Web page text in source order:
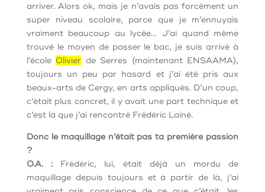
arriver. Alors ok, mais je n’avais pas forcément un
super niveau scolaire, parce que je m’ennuyais
vraiment beaucoup au lycée… J’ai quand même
trouvé le moyen de passer le bac, je suis arrivé à
l’école Olivier de Serres (maintenant ENSAAMA),
toujours un peu par hasard et j’ai été pris aux
beaux-arts de Cergy, en arts appliqués. D’un coup,
c’était plus concret, il y avait une part technique et
c’est là que j’ai rencontré Frédéric Lainé.
Donc le maquillage n’était pas ta première passion
?
O.A. : Frédéric, lui, était déjà un mordu de
maquillage depuis toujours et à partir de là, j’ai